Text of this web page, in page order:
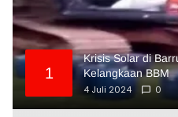
1
Krisis Solar di
Kelangkaan BBM
4 Juli 2024
0